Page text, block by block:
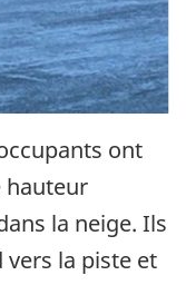
ont
hauteur
la neige. Ils
vers la piste et